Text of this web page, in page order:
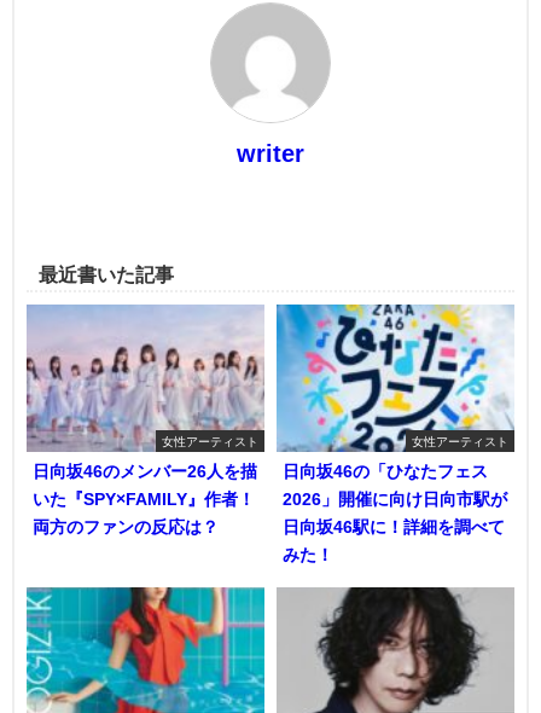
writer
最近書いた記事
女性アーティスト
日向坂46のメンバー26人を描
いた『SPY×FAMILY』作者！
両方のファンの反応は？
女性アーティスト
日向坂46の「ひなたフェス
2026」開催に向け日向市駅が
日向坂46駅に！詳細を調べて
みた！